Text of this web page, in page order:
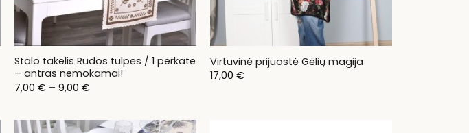
Stalo takelis Rudos tulpės / 1 perkate
– antras nemokamai!
7,00 € – 9,00 €Price
9,00 €
Virtuvinė prijuostė Gėlių magija
17,00 €